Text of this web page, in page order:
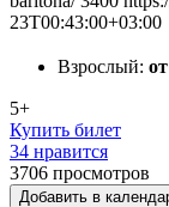
23T00:43:00+03:00
Взрослый:
5+
Купить билет
34 нравится
3706 просмотров
Добавить в